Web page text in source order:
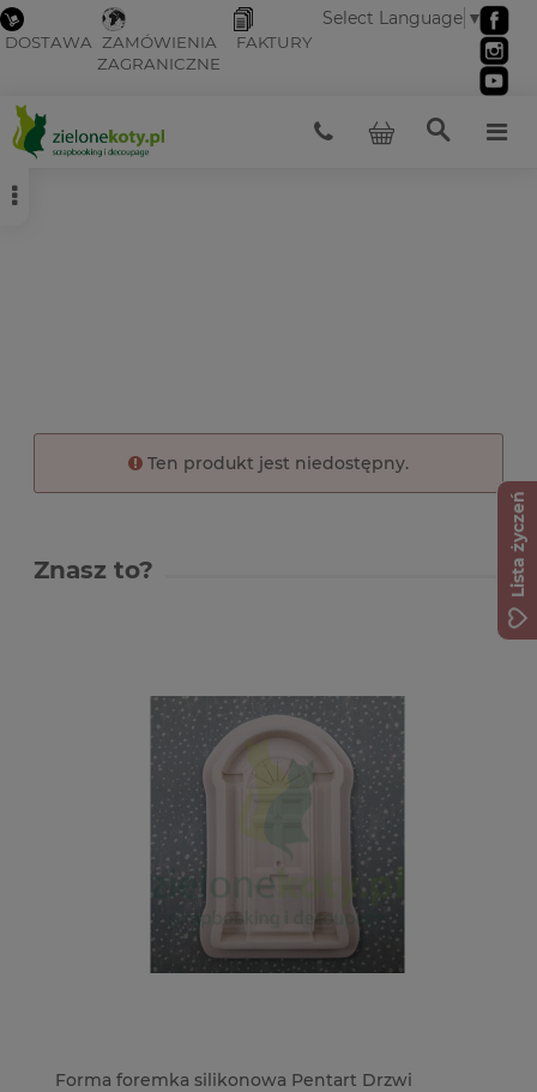
DOSTAWA ZAMÓWIENIA
ZAGRANICZNE
FAKTURY
Select Language ▼
Ten produkt jest niedostępny.
Znasz to?
Forma foremka silikonowa Pentart Drzwi
Lista życzeń